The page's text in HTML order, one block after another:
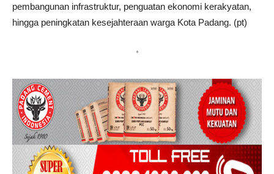
pembangunan infrastruktur, penguatan ekonomi kerakyatan,
hingga peningkatan kesejahteraan warga Kota Padang. (pt)
*